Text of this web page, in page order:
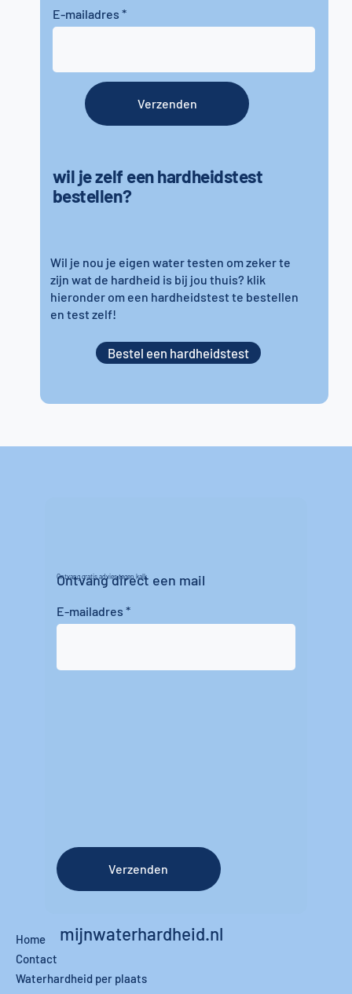
wil je zelf een hardheidstest
bestellen?
E-mailadres
Wil je nou je eigen water testen om zeker te
zijn wat de hardheid is bij jou thuis? klik
hieronder om een hardheidstest te bestellen
en test zelf!
Verzenden
Bestel een hardheidstest
Ontvang gratis advies tegen kalk
Ontvang direct een mail
E-mailadres
Verzenden
mijnwaterhardheid.nl
Home
Contact
Waterhardheid per plaats